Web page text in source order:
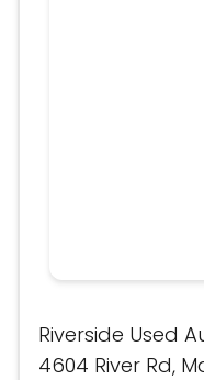
Riverside Used
4604 River Rd,